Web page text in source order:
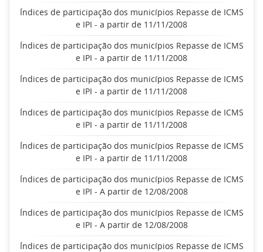
Índices de participação dos municípios Repasse de ICMS
e IPI - a partir de 11/11/2008
Índices de participação dos municípios Repasse de ICMS
e IPI - a partir de 11/11/2008
Índices de participação dos municípios Repasse de ICMS
e IPI - a partir de 11/11/2008
Índices de participação dos municípios Repasse de ICMS
e IPI - a partir de 11/11/2008
Índices de participação dos municípios Repasse de ICMS
e IPI - a partir de 11/11/2008
Índices de participação dos municípios Repasse de ICMS
e IPI - A partir de 12/08/2008
Índices de participação dos municípios Repasse de ICMS
e IPI - A partir de 12/08/2008
Índices de participação dos municípios Repasse de ICMS